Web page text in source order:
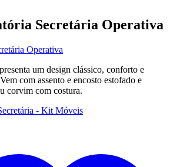
Secretária Operativa
Operativa
um design clássico, conforto e
com assento e encosto estofado e
corvim com costura.